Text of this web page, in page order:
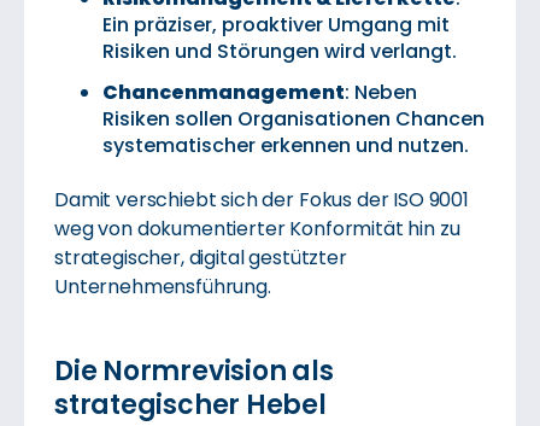
Ein präziser, proaktiver Umgang mit
Risiken und Störungen wird verlangt.
Chancenmanagement: Neben
Risiken sollen Organisationen Chancen
systematischer erkennen und nutzen.
Damit verschiebt sich der Fokus der ISO 9001
weg von dokumentierter Konformität hin zu
strategischer, digital gestützter
Unternehmensführung.
Die Normrevision als
strategischer Hebel